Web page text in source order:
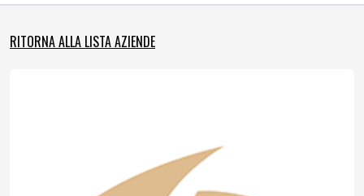
RITORNA ALLA LISTA AZIENDE